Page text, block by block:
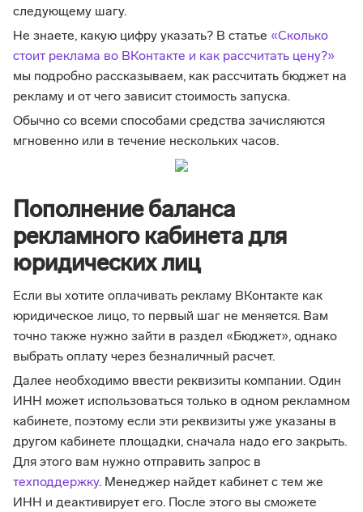
следующему шагу.
Не знаете, какую цифру указать? В статье «Сколько
стоит реклама во ВКонтакте и как рассчитать цену?»
мы подробно рассказываем, как рассчитать бюджет на
рекламу и от чего зависит стоимость запуска.
Обычно со всеми способами средства зачисляются
мгновенно или в течение нескольких часов.
Пополнение баланса
рекламного кабинета для
юридических лиц
Если вы хотите оплачивать рекламу ВКонтакте как
юридическое лицо, то первый шаг не меняется. Вам
точно также нужно зайти в раздел «Бюджет», однако
выбрать оплату через безналичный расчет.
Далее необходимо ввести реквизиты компании. Один
ИНН может использоваться только в одном рекламном
кабинете, поэтому если эти реквизиты уже указаны в
другом кабинете площадки, сначала надо его закрыть.
Для этого вам нужно отправить запрос в
техподдержку. Менеджер найдет кабинет с тем же
ИНН и деактивирует его. После этого вы сможете